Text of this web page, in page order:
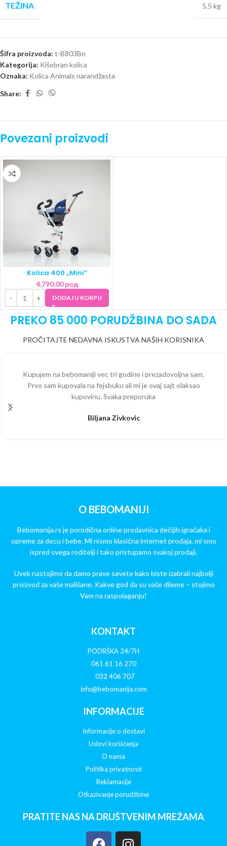
TEŽINA 5.5 kg
Šifra proizvoda: t-B803Bn
Kategorija: Kišobran kolica
Oznaka: Kolica Animals narandžasta
Share:
Povezani proizvodi
Kolica 400 „Mini“
4,790.00рсд
DODAJ U KORPU
PREKO 85 000 PORUDŽBINA DO SADA
PROČITAJTE NEDAVNA ISKUSTVA NAŠIH KORISNIKA
Kupujem na bebomaniji vec tri godine i prezadovoljna sam.
Prvo sam kupovala na fejsbuku ali mi je ovaj sajt olaksao
kupovinu. Svaka preporuka
Biljana Zivkovic
O BEBOMANIJI
Bebomanija.rs je porodična online prodavnica dečijih igračaka i
opreme za decu i bebe. Mi nismo klasična internet prodaja, mi smo
ispred svega roditelji i tako pristupamo svakoj prodaji.
Uvek nastojimo da damo prave savete kako biste izabrali najbolji
proizvod za vaše mališane. Kakve god da su vaše dileme – stojimo
Vam na raspolaganju!
KONTAKT
PODRŠKA 24/7H
061 61 16 270
032 406 707
info@bebomanija.com
INFORMACIJE
Informacije o dostavi
Uslovi korišćenja
O nama
Politika privatnosti
Reklamacije
Otkazivanje porudžbine
PRATITE NAS NA DRUŠTVENIM MREŽAMA